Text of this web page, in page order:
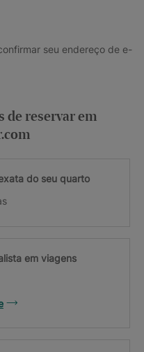
seu endereço de e-
de reservar em
do seu quarto
em viagens